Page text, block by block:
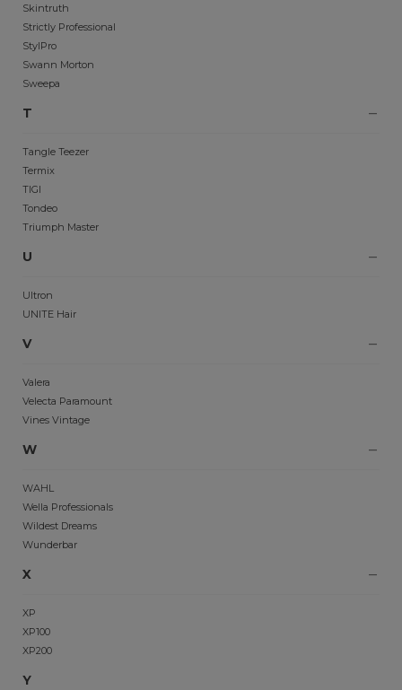
Skintruth
Strictly Professional
StylPro
Swann Morton
Sweepa
T
Tangle Teezer
Termix
TIGI
Tondeo
Triumph Master
U
Ultron
UNITE Hair
V
Valera
Velecta Paramount
Vines Vintage
W
WAHL
Wella Professionals
Wildest Dreams
Wunderbar
X
XP
XP100
XP200
Y